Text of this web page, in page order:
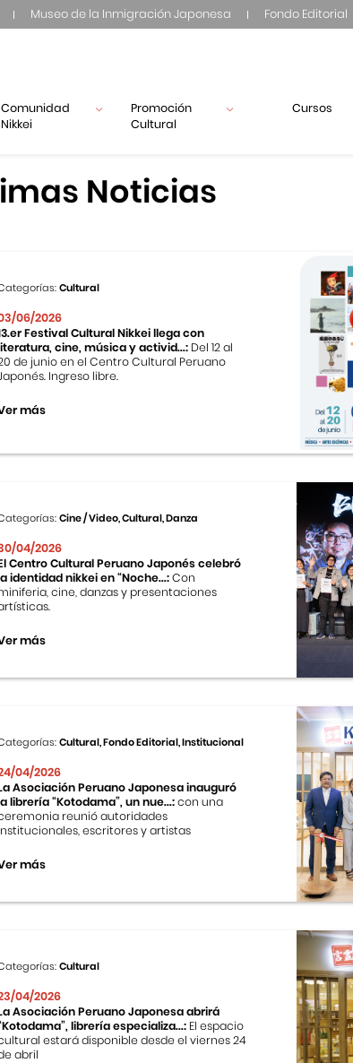
Museo de la Inmigración Japonesa Fondo Editorial
Comunidad
Nikkei
Promoción
Cultural
Cursos
Noticias
Cultural
06/2026
Festival Cultural Nikkei llega con
cine, música y activid...: Del 12 al
de junio en el Centro Cultural Peruano
Ingreso libre.
más
Cine / Video, Cultural, Danza
04/2026
Centro Cultural Peruano Japonés celebró
identidad nikkei en “Noche...:Con
cine, danzas y presentaciones
más
Cultural, Fondo Editorial, Institucional
04/2026
Asociación Peruano Japonesa inauguró
librería “Kotodama”, un nue...:con una
reunió autoridades
escritores y artistas
más
Cultural
04/2026
Asociación Peruano Japonesa abrirá
librería especializa...: El espacio
estará disponible desde el viernes 24
abril